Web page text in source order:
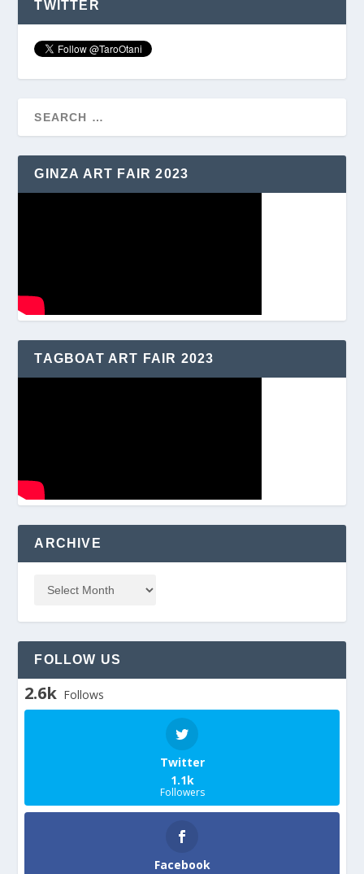
TWITTER
GINZA ART FAIR 2023
TAGBOAT ART FAIR 2023
ARCHIVE
FOLLOW US
2.6k Follows
Twitter
1.1k
Followers
Facebook